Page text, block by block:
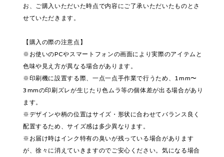
お、ご購入いただいた時点で内容にご了承いただいたものとさ
せていただきます。
【購入の際の注意点】
※お使いのPCやスマートフォンの画面により実際のアイテムと
色味や見え方が異なる場合があります。
※印刷機に設置する際、一点一点手作業で行うため、1mm〜
3mmの印刷ズレが生じたり色ムラ等の個体差が出る場合があり
ます。
※デザインや柄の位置はサイズ・形状に合わせてバランス良く
配置するため、サイズ感は多少異なります。
※お届け時はインク特有の臭いが残っている場合があります
が、徐々に消えていきますのでご安心ください。気になる場合